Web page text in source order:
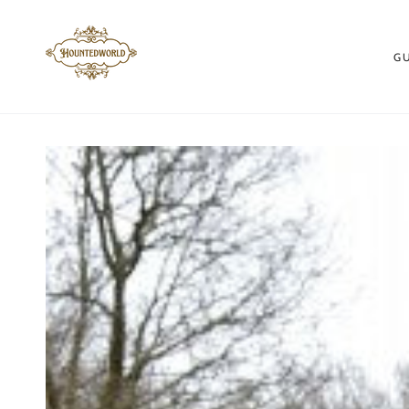
SPRINGEN
ZU DEN
PRODUKTINFORMATIONEN
SPRINGEN